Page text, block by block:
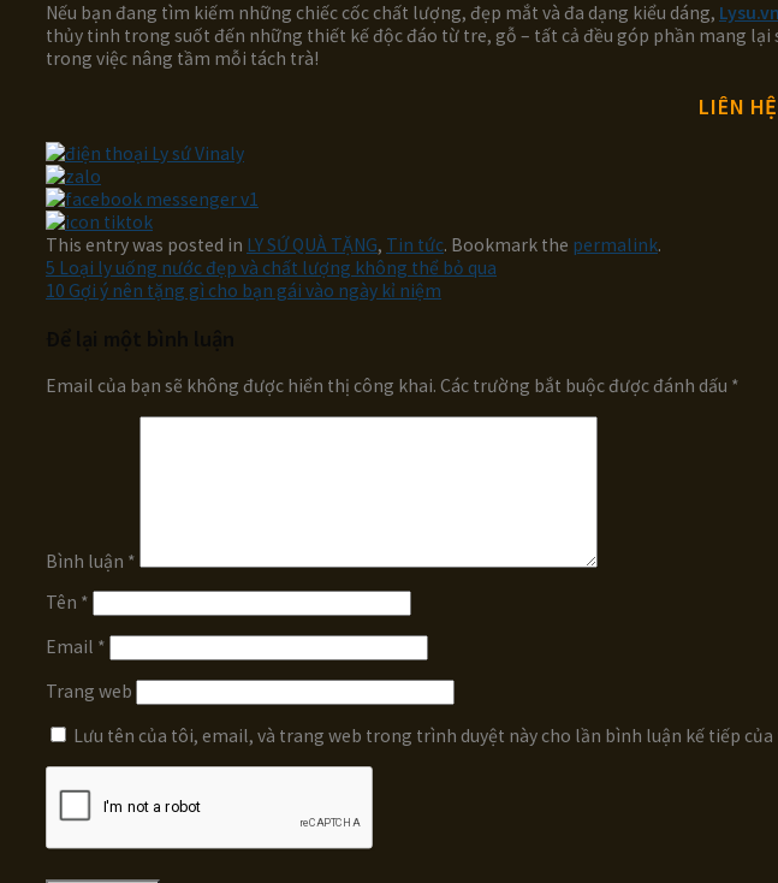
Nếu bạn đang tìm kiếm những chiếc cốc chất lượng, đẹp mắt và đa dạng kiểu dáng, Lysu.vn
thủy tinh trong suốt đến những thiết kế độc đáo từ tre, gỗ – tất cả đều góp phần mang
trong việc nâng tầm mỗi tách trà!
LIÊN
This entry was posted in LY SỨ QUÀ TẶNG, Tin tức. Bookmark the permalink.
5 Loại ly uống nước đẹp và chất lượng không thể bỏ qua
10 Gợi ý nên tặng gì cho bạn gái vào ngày kỉ niệm
Email của bạn sẽ không được hiển thị công khai. Các trường bắt buộc được đánh dấu *
Bình luận *
Tên *
Email *
Trang web
Lưu tên của tôi, email, và trang web trong trình duyệt này cho lần bình luận kế tiếp của